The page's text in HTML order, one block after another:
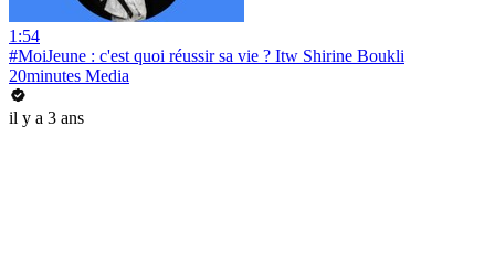
1:54
#MoiJeune : c'est quoi réussir sa vie ? Itw Shirine Boukli
20minutes Media
il y a 3 ans